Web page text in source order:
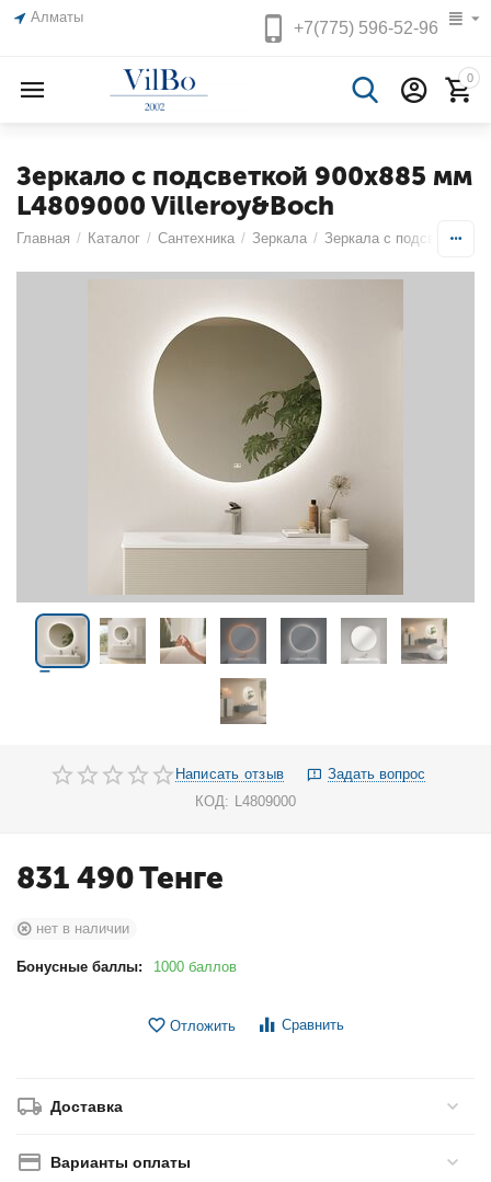
Алматы
+7(775)596-52-96
0
Зеркало с подсветкой 900x885 мм
L4809000 Villeroy&Boch
Главная / Каталог / Сантехника / Зеркала / Зеркала с подсветкой
Написать отзыв
Задать вопрос
КОД: L4809000
831 490Тенге
нет в наличии
Бонусные баллы: 1000 баллов
Отложить Сравнить
Доставка
Варианты оплаты